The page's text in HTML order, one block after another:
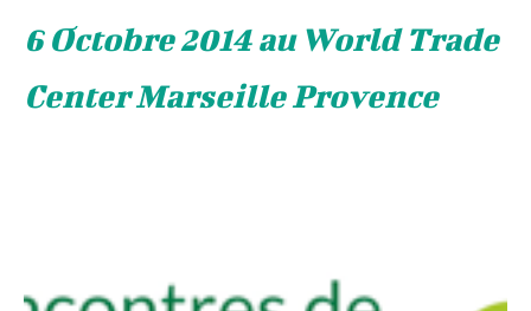
6 Octobre 2014 au World Trade
Center Marseille Provence